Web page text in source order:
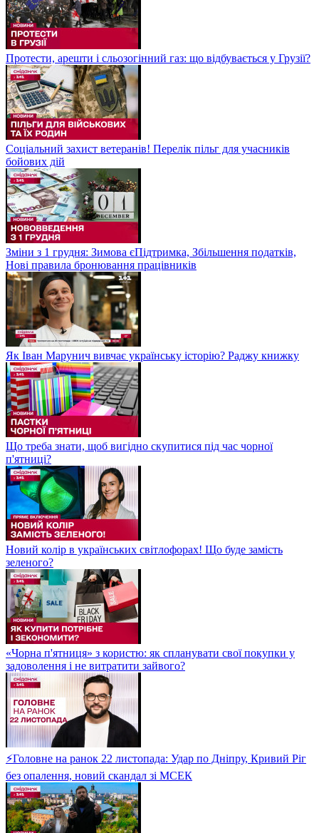
Протести, арешти і сльозогінний газ: що відбувається у Грузії?
Соціальний захист ветеранів! Перелік пільг для учасників
бойових дій
Зміни з 1 грудня: Зимова єПідтримка, Збільшення податків,
Нові правила бронювання працівників
Як Іван Марунич вивчає українську історію? Раджу книжку
Що треба знати, щоб вигідно скупитися під час чорної
п'ятниці?
Новий колір в українських світлофорах! Що буде замість
зеленого?
«Чорна п'ятниця» з користю: як спланувати свої покупки у
задоволення і не витратити зайвого?
⚡Головне на ранок 22 листопада: Удар по Дніпру, Кривий Ріг
без опалення, новий скандал зі МСЕК